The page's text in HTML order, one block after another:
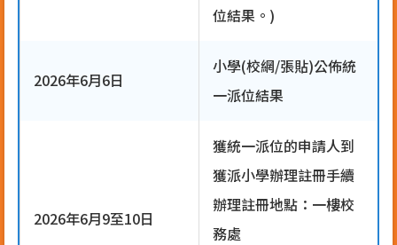
位結果。)
2026年6月6日
小學(校網/張貼)公佈統
一派位結果
2026年6月9至10日
獲統一派位的申請人到
獲派小學辦理註冊手續
辦理註冊地點：一樓校
務處